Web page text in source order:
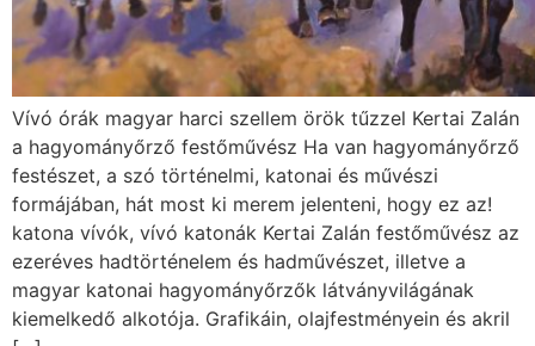
Vívó órák magyar harci szellem örök tűzzel Kertai Zalán
a hagyományőrző festőművész Ha van hagyományőrző
festészet, a szó történelmi, katonai és művészi
formájában, hát most ki merem jelenteni, hogy ez az!
katona vívók, vívó katonák Kertai Zalán festőművész az
ezeréves hadtörténelem és hadművészet, illetve a
magyar katonai hagyományőrzők látványvilágának
kiemelkedő alkotója. Grafikáin, olajfestményein és akril